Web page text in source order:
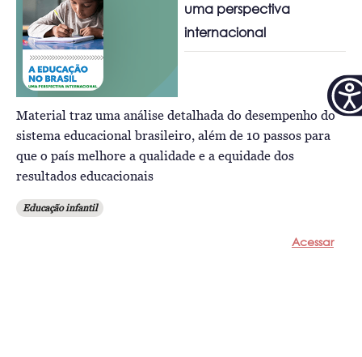
uma perspectiva
internacional
Material traz uma análise detalhada do desempenho do
sistema educacional brasileiro, além de 10 passos para
que o país melhore a qualidade e a equidade dos
resultados educacionais
Educação infantil
Acessar